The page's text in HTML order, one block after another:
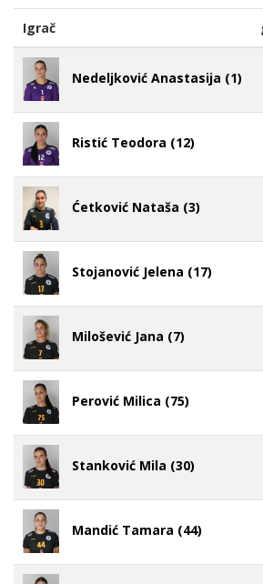
Igrač
Nedeljković Anastasija (1)
Ristić Teodora (12)
Ćetković Nataša (3)
Stojanović Jelena (17)
Milošević Jana (7)
Perović Milica (75)
Stanković Mila (30)
Mandić Tamara (44)